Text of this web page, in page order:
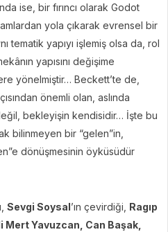
ise, bir fırıncı olarak Godot
yola çıkarak evrensel bir
tematik yapıyı işlemiş olsa da, rol
yapısını değişime
yönelmiştir… Beckett’te de,
önemli olan, aslında
bekleyişin kendisidir… İşte bu
bilinmeyen bir “gelen”in,
dönüşmesinin öyküsüdür
Sevgi Soysal’ın çevirdiği, Ragıp
Mert Yavuzcan, Can Başak,